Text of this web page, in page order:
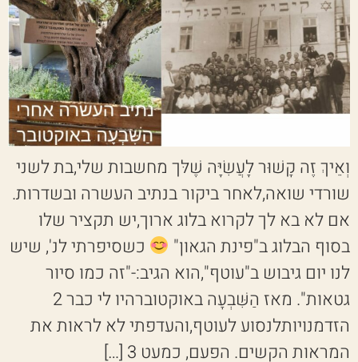
וְאֵיךְ זֶה קָשׁוּר לָעֲשִׂיָּה שֶׁלּך מחשבות שלי,בת לשני
שורדי שואה,לאחר ביקור בנתיב העשרה ובשדרות.
אם לא בא לך לקרוא בלוג ארוך,יש תקציר שלו
בסוף הבלוג ב"פינת הגאון"
כשסיפרתי לנ', שיש
לנו יום גיבוש ב"עוטף",הוא הגיב:-"זה כמו סיור
גטאות". מאז הַשִּׁבְעָה באוקטוברהיו לי כבר 2
הזדמנויותלנסוע לעוטף,והעדפתי לא לראות את
המראות הקשים. הפעם, כמעט 3 […]